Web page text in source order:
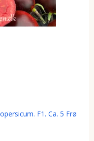
F1. Ca. 5 Frø